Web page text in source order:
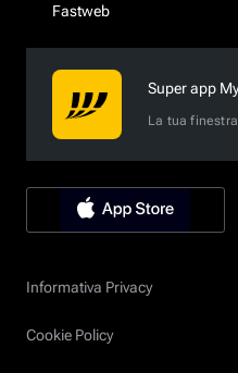
Fastweb
Super app
La tua
Informativa Privacy
Cookie Policy